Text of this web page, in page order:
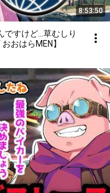
8:53:50
ですけど…草むしり
おはらMEN】